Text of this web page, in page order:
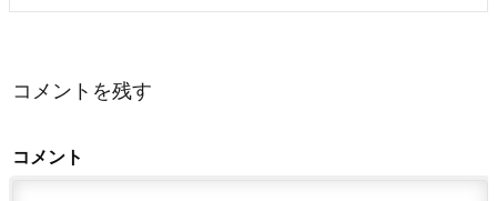
コメントを残す
コメント